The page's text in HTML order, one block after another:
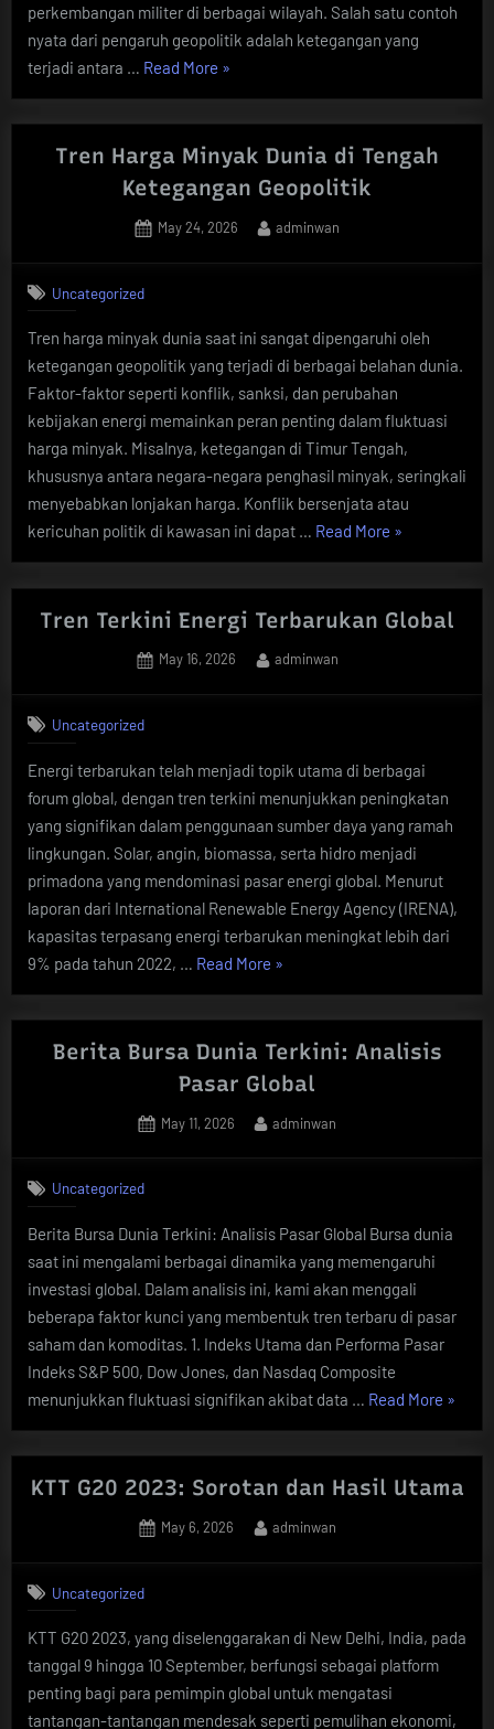
perkembangan militer di berbagai wilayah. Salah satu contoh
nyata dari pengaruh geopolitik adalah ketegangan yang
terjadi antara … Read More “Dinamika
Gas
Alam
dalam
Pengaruh
»
Tren Harga Minyak Dunia di Tengah
Ketegangan Geopolitik
Posted
May 24, 2026 By
adminwan
Uncategorized
Tren harga minyak dunia saat ini sangat dipengaruhi oleh
ketegangan geopolitik yang terjadi di berbagai belahan dunia.
Faktor-faktor seperti konflik, sanksi, dan perubahan
kebijakan energi memainkan peran penting dalam fluktuasi
harga minyak. Misalnya, ketegangan di Timur Tengah,
khususnya antara negara-negara penghasil minyak, seringkali
menyebabkan lonjakan harga. Konflik bersenjata atau
kericuhan politik di kawasan ini dapat … Read More “Tren
Minyak
Dunia
»
Tren Terkini Energi Terbarukan Global
Posted
May 16, 2026 By
adminwan
Uncategorized
Energi terbarukan telah menjadi topik utama di berbagai
forum global, dengan tren terkini menunjukkan peningkatan
yang signifikan dalam penggunaan sumber daya yang ramah
lingkungan. Solar, angin, biomassa, serta hidro menjadi
primadona yang mendominasi pasar energi global. Menurut
laporan dari International Renewable Energy Agency (IRENA),
kapasitas terpasang energi terbarukan meningkat lebih dari
9% pada tahun 2022, … Read More “Tren
Energi
Terbarukan
Global”
»
Berita Bursa Dunia Terkini: Analisis
Pasar Global
Posted
May 11, 2026 By
adminwan
Uncategorized
Berita Bursa Dunia Terkini: Analisis Pasar Global Bursa dunia
saat ini mengalami berbagai dinamika yang memengaruhi
investasi global. Dalam analisis ini, kami akan menggali
beberapa faktor kunci yang membentuk tren terbaru di pasar
saham dan komoditas. 1. Indeks Utama dan Performa Pasar
Indeks S&P 500, Dow Jones, dan Nasdaq Composite
menunjukkan fluktuasi signifikan akibat data … Read More “Berita
Dunia
»
KTT G20 2023: Sorotan dan Hasil Utama
Posted
May 6, 2026 By
adminwan
Uncategorized
KTT G20 2023, yang diselenggarakan di New Delhi, India, pada
tanggal 9 hingga 10 September, berfungsi sebagai platform
penting bagi para pemimpin global untuk mengatasi
tantangan-tantangan mendesak seperti pemulihan ekonomi,